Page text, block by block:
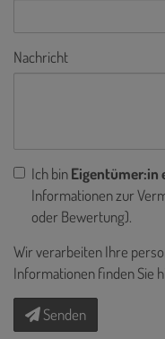
Nachricht
Ich binEigentümer:in
Informationen zur
oder Bewertung).
Wir verarbeiten Ihre
Informationen finden Sie
Senden